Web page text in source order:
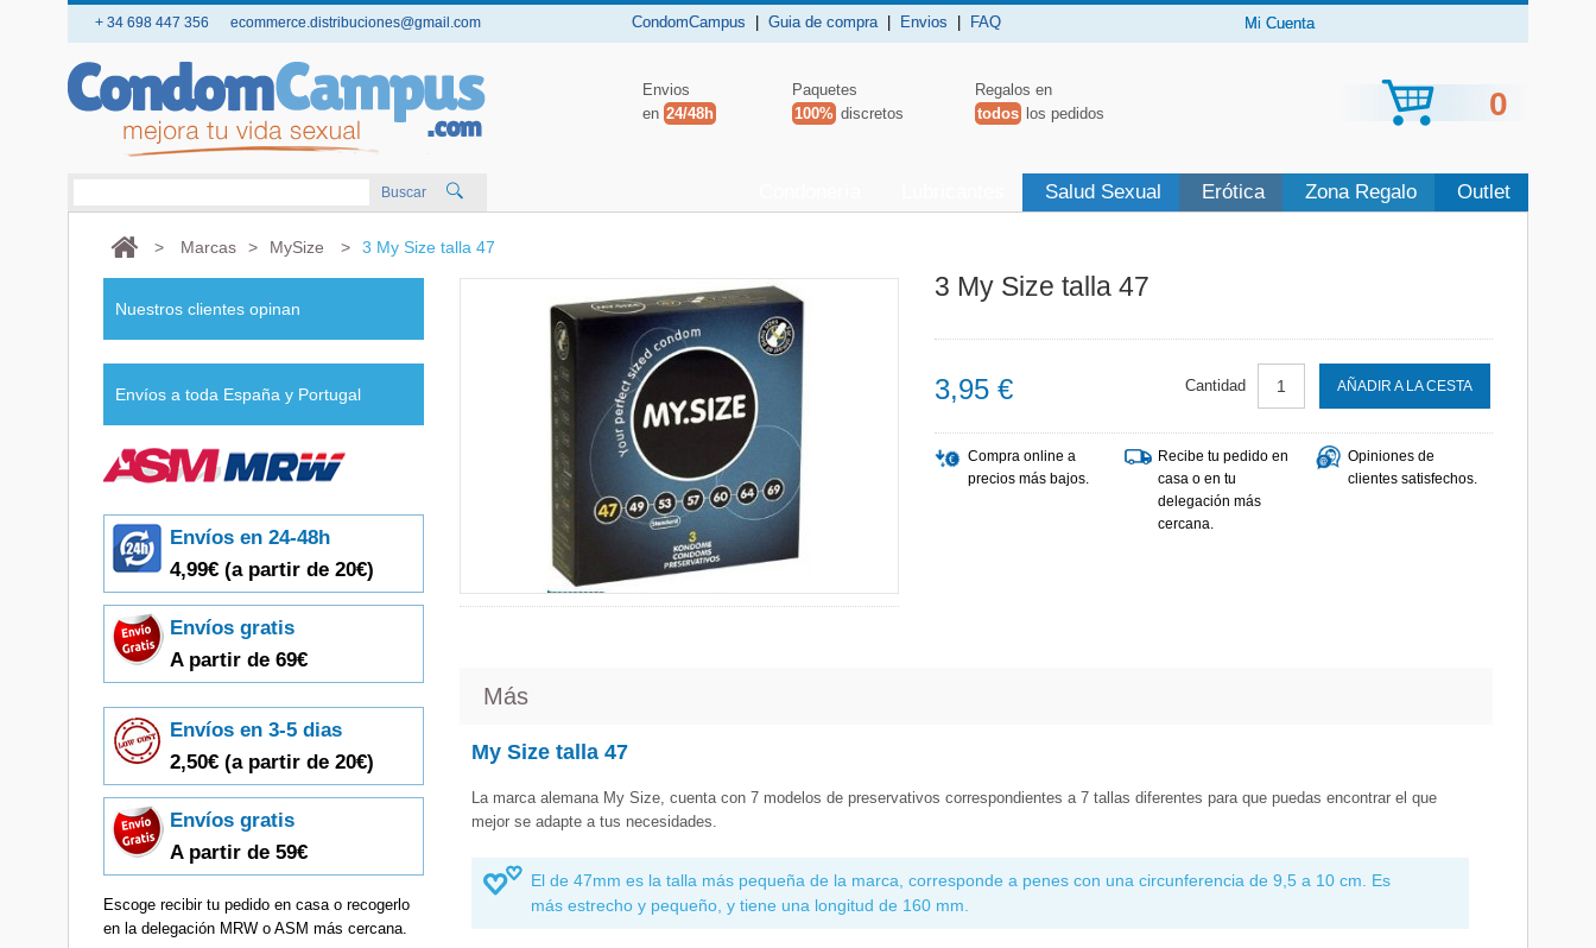
CondomCampus Guia de compra Envios FAQ
Buscar Outlet
Zona Regalo
Erótica
Salud Sexual
Mi Cuenta
0
Envios
en 24/48h
Paquetes
100% discretos
Regalos en
todos los pedidos
+ 34 698 447 356 ecommerce.distribuciones@gmail.com
Nuestros clientes opinan
Envíos a toda España y Portugal
Envíos en 24-48h
4,99€ (a partir de 20€)
Envíos gratis
A partir de 69€
Envíos en 3-5 dias
2,50€ (a partir de 20€)
Envíos gratis
A partir de 59€
Escoge recibir tu pedido en casa o recogerlo
en la delegación MRW o ASM más cercana.
> Marcas > MySize > 3 My Size talla 47
3 My Size talla 47
3,95 € AÑADIR A LA CESTA
Cantidad
Compra online a
precios más bajos.
Recibe tu pedido en
casa o en tu
delegación más
cercana.
Opiniones de
clientes satisfechos.
Más
My Size talla 47
La marca alemana My Size, cuenta con 7 modelos de preservativos correspondientes a 7 tallas diferentes para que puedas encontrar el que
mejor se adapte a tus necesidades.
El de 47mm es la talla más pequeña de la marca, corresponde a penes con una circunferencia de 9,5 a 10 cm. Es
más estrecho y pequeño, y tiene una longitud de 160 mm.